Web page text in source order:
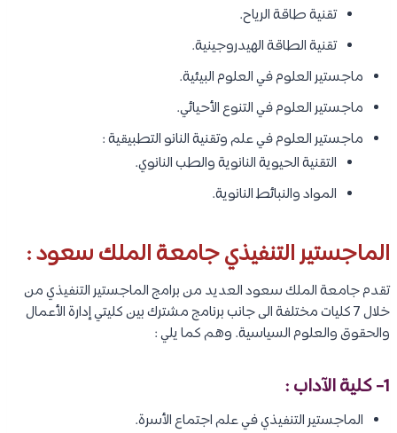
تقنية طاقة الرياح.
تقنية الطاقة الهيدروجينية.
ماجستير العلوم في العلوم البيئية.
ماجستير العلوم في التنوع الأحيائي.
ماجستير العلوم في علم وتقنية النانو التطبيقية :
التقنية الحيوية النانوية والطب النانوي.
المواد والنبائط النانوية.
الماجستير التنفيذي جامعة الملك سعود :
تقدم جامعة الملك سعود العديد من برامج الماجستير التنفيذي من
خلال 7 كليات مختلفة الى جانب برنامج مشترك بين كليتي إدارة الأعمال
والحقوق والعلوم السياسية. وهم كما يلي :
1- كلية الآداب :
الماجستير التنفيذي في علم اجتماع الأسرة.